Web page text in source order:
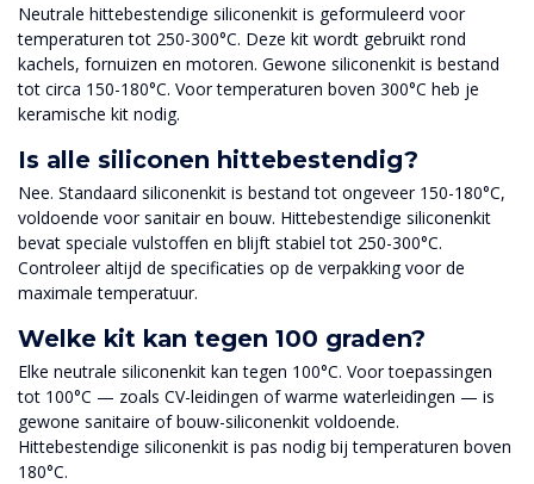
Neutrale hittebestendige siliconenkit is geformuleerd voor
temperaturen tot 250-300°C. Deze kit wordt gebruikt rond
kachels, fornuizen en motoren. Gewone siliconenkit is bestand
tot circa 150-180°C. Voor temperaturen boven 300°C heb je
keramische kit nodig.
Is alle siliconen hittebestendig?
Nee. Standaard siliconenkit is bestand tot ongeveer 150-180°C,
voldoende voor sanitair en bouw. Hittebestendige siliconenkit
bevat speciale vulstoffen en blijft stabiel tot 250-300°C.
Controleer altijd de specificaties op de verpakking voor de
maximale temperatuur.
Welke kit kan tegen 100 graden?
Elke neutrale siliconenkit kan tegen 100°C. Voor toepassingen
tot 100°C — zoals CV-leidingen of warme waterleidingen — is
gewone sanitaire of bouw-siliconenkit voldoende.
Hittebestendige siliconenkit is pas nodig bij temperaturen boven
180°C.